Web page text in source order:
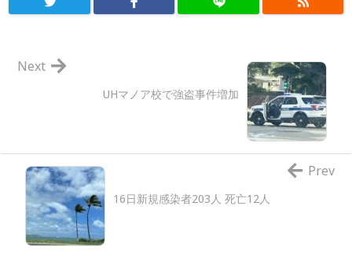
UHマノア校で強盗事件増加
Next
16日新規感染者203人 死亡12人
Prev